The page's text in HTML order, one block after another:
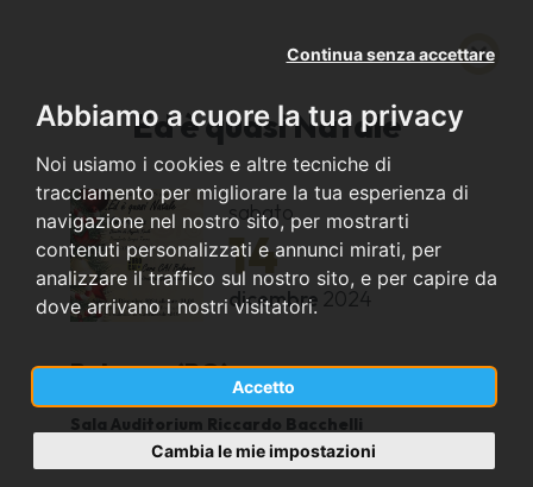
Abbiamo a cuore la tua privacy
Noi usiamo i cookies e altre tecniche di
tracciamento per migliorare la tua esperienza di
navigazione nel nostro sito, per mostrarti
contenuti personalizzati e annunci mirati, per
analizzare il traffico sul nostro sito, e per capire da
dove arrivano i nostri visitatori.
Accetto
Continua senza accettare
Cambia le mie impostazioni
Ed è quasi Natale
sabato
14
dicembre 2024
Bologna (BO)
Sala Auditorium Riccardo Bacchelli